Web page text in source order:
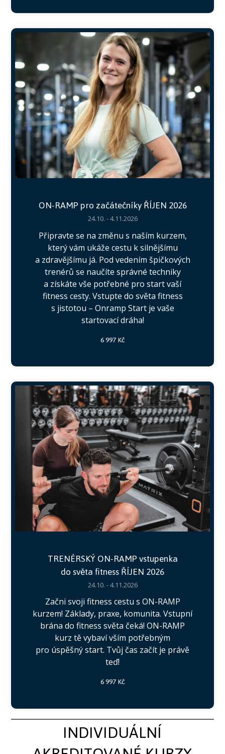
ON-RAMP pro začátečníky ŘÍJEN 2026
24.10. - 4.11.2026
Připravte se na změnu s naším kurzem,
který vám ukáže cestu k silnějšímu
a zdravějšímu já. Pod vedením špičkových
trenérů se naučíte správné techniky
a získáte vše potřebné pro start vaší
fitness cesty. Vstupte do světa fitness
s jistotou – Onramp Start je vaše
startovací dráha!
6 997 Kč
TRENÉRSKÝ ON-RAMP vstupenka
do světa fitness ŘÍJEN 2026
24.10. - 4.11.2026
Začni svoji fitness cestu s ON-RAMP
kurzem! Základy, praxe, komunita. Vstupní
brána do fitness světa čeká! ON-RAMP
kurz tě vybaví vším potřebným
pro úspěšný start. Tvůj čas začít je právě
teď!
6 997 Kč
INDIVIDUÁLNÍ